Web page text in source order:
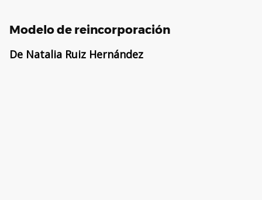
Modelo de reincorporación
De Natalia Ruiz Hernández